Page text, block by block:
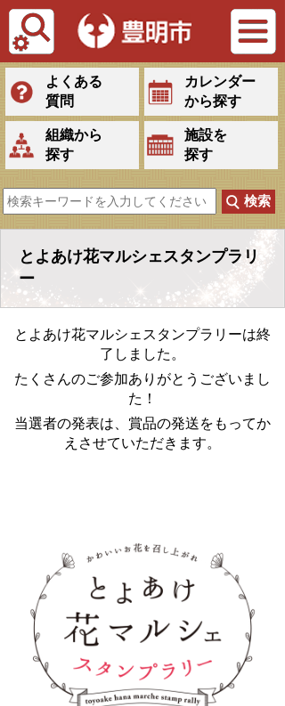
Tiếng Việt
よくある
質問
カレンダー
から探す
組織から
探す
施設を
探す
とよあけ花マルシェスタンプラリ
ー
とよあけ花マルシェスタンプラリーは終
了しました。
たくさんのご参加ありがとうございまし
た！
当選者の発表は、賞品の発送をもってか
えさせていただきます。